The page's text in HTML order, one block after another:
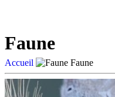
Faune
Accueil Faune